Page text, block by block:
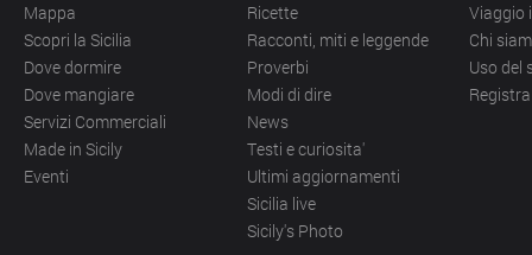
Mappa
Scopri la Sicilia
Dove dormire
Dove mangiare
Servizi Commerciali
Made in Sicily
Eventi
Ricette
Racconti, miti e leggende
Proverbi
Modi di dire
News
Testi e curiosita'
Ultimi aggiornamenti
Sicilia live
Sicily's Photo
Viaggio
Chi
Uso del